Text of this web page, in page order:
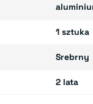
1 sztuka
Srebrny
2 lata